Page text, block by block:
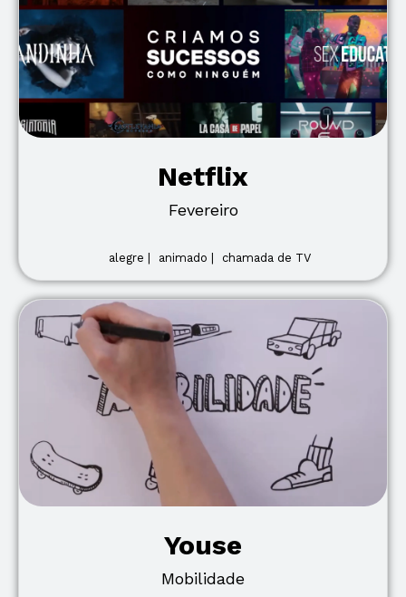
Netflix
Fevereiro
alegre | animado | chamada de TV
Youse
Mobilidade